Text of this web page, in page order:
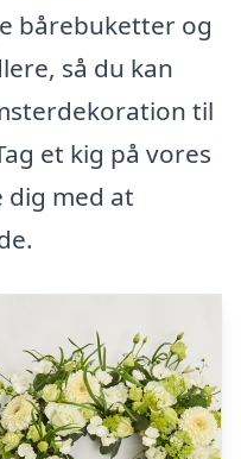
bårebuketter og
så du kan
til
et kig på vores
dig med at